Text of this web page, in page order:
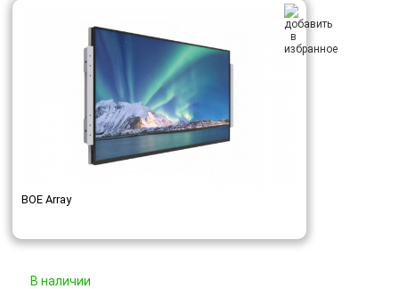
BOE Array
В наличии